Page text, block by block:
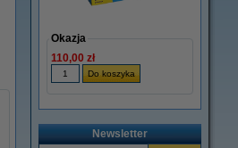
Okazja
110,00 zł
Newsletter